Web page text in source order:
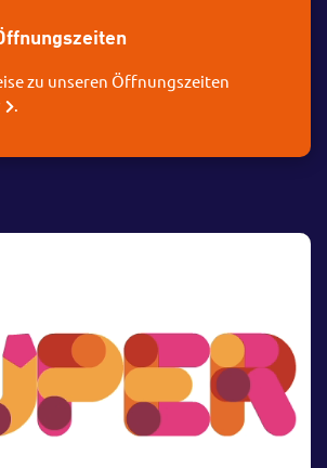
zu unseren Öffnungszeiten
.